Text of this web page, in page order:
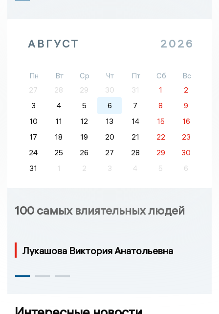
АВГУСТ 2026
Пн Вт Ср Чт Пт Сб
Вс
27
28 29 30 31 1
2
3
4 5 6 7 8
9
10
11 12 13 14 15
16
17
18 19 20 21 22
23
24
25 26 27 28 29
30
31
1 2 3 4 5 6
100 самых влиятельных людей
Лукашова Виктория Анатольевна